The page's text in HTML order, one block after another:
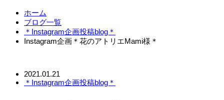
ホーム
ブログ一覧
＊Instagram企画投稿blog＊
Instagram企画＊花のアトリエMami様＊
2021.01.21
＊Instagram企画投稿blog＊